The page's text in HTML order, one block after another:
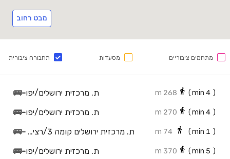
מבט רחוב
מתחמים ציבוריים מסעדות תחבורה ציבורית
(
4
268 m ת. מרכזית ירושלים/יפו-
🚌
(
4
270 m ת. מרכזית ירושלים/יפו-
🚌
(
1
74 m ת. מרכזית ירושלים קומה 3/רציפים -
🚌
(
5
370 m ת. מרכזית ירושלים/יפו-
🚌